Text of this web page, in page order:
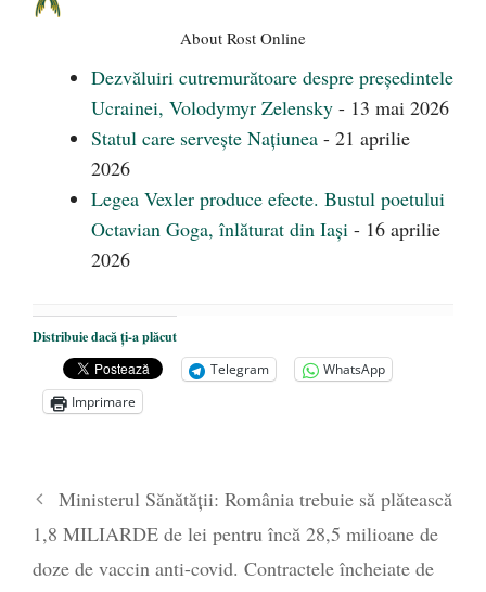
About Rost Online
Dezvăluiri cutremurătoare despre președintele
Ucrainei, Volodymyr Zelensky - 13 mai 2026
Statul care servește Națiunea - 21 aprilie
2026
Legea Vexler produce efecte. Bustul poetului
Octavian Goga, înlăturat din Iași - 16 aprilie
2026
Distribuie dacă ți-a plăcut
Telegram
WhatsApp
Imprimare
Ministerul Sănătății: România trebuie să plătească
1,8 MILIARDE de lei pentru încă 28,5 milioane de
doze de vaccin anti-covid. Contractele încheiate de